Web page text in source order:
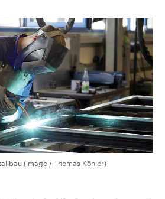
(imago / Thomas Köhler)